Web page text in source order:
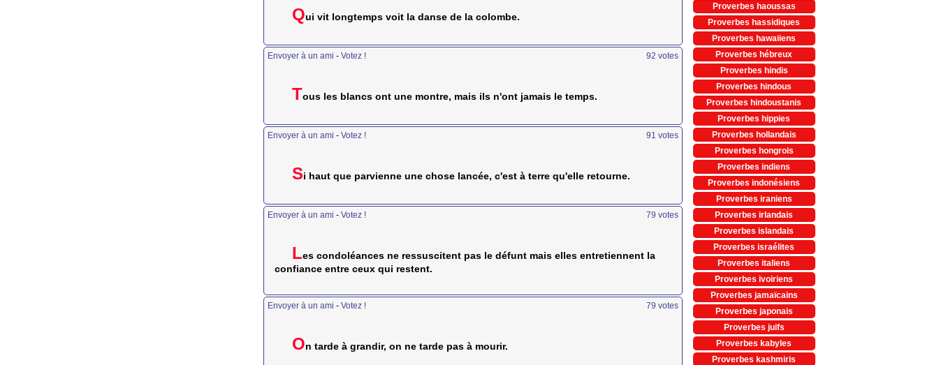
Qui vit longtemps voit la danse de la colombe.
Envoyer à un ami - Votez ! 92 votes
Tous les blancs ont une montre, mais ils n'ont jamais le temps.
Envoyer à un ami - Votez ! 91 votes
Si haut que parvienne une chose lancée, c'est à terre qu'elle retourne.
Envoyer à un ami - Votez ! 79 votes
Les condoléances ne ressuscitent pas le défunt mais elles entretiennent la
confiance entre ceux qui restent.
Envoyer à un ami - Votez ! 79 votes
On tarde à grandir, on ne tarde pas à mourir.
Proverbes haoussas
Proverbes hassidiques
Proverbes hawaiiens
Proverbes hébreux
Proverbes hindis
Proverbes hindous
Proverbes hindoustanis
Proverbes hippies
Proverbes hollandais
Proverbes hongrois
Proverbes indiens
Proverbes indonésiens
Proverbes iraniens
Proverbes irlandais
Proverbes islandais
Proverbes israélites
Proverbes italiens
Proverbes ivoiriens
Proverbes jamaïcains
Proverbes japonais
Proverbes juifs
Proverbes kabyles
Proverbes kashmiris